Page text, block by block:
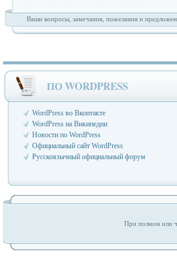
Ваши вопросы, замечания, пожелания и
ПО WORDPRESS
WordPress во Вконтакте
WordPress на Википедии
Новости по WordPress
Официальный сайт WordPress
Русскоязычный официальный форум
При полном или